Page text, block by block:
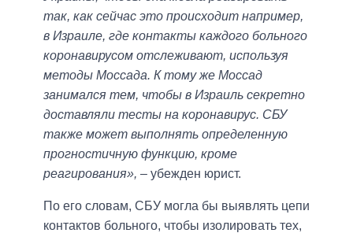
так, как сейчас это происходит например,
в Израиле, где контакты каждого больного
коронавирусом отслеживают, используя
методы Моссада. К тому же Моссад
занимался тем, чтобы в Израиль секретно
доставляли тесты на коронавирус. СБУ
также может выполнять определенную
прогностичную функцию, кроме
реагирования», – убежден юрист.
По его словам, СБУ могла бы выявлять цепи
контактов больного, чтобы изолировать тех,